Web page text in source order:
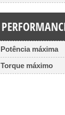
Potência máxima
Torque máximo